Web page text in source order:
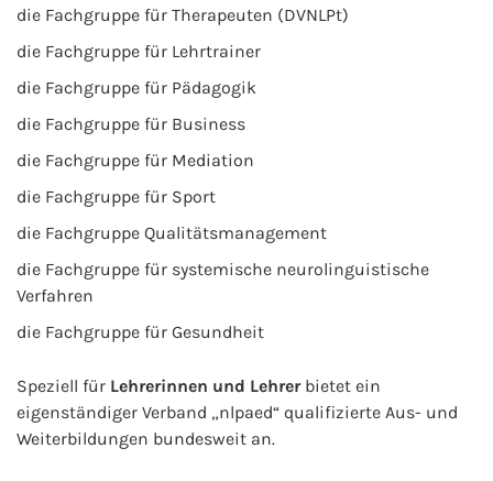
die Fachgruppe für Therapeuten (DVNLPt)
die Fachgruppe für Lehrtrainer
die Fachgruppe für Pädagogik
die Fachgruppe für Business
die Fachgruppe für Mediation
die Fachgruppe für Sport
die Fachgruppe Qualitätsmanagement
die Fachgruppe für systemische neurolinguistische
Verfahren
die Fachgruppe für Gesundheit
Speziell für Lehrerinnen und Lehrerbietet ein
eigenständiger Verband „nlpaed“ qualifizierte Aus- und
Weiterbildungen bundesweit an.